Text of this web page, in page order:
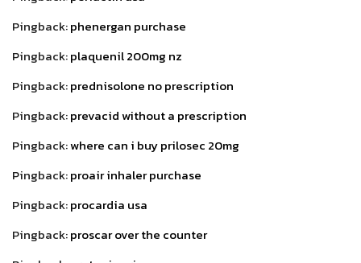
Pingback:phenergan purchase
Pingback:plaquenil 200mg nz
Pingback:prednisolone no prescription
Pingback:prevacid without a prescription
Pingback:where can i buy prilosec 20mg
Pingback:proair inhaler purchase
Pingback:procardia usa
Pingback:proscar over the counter